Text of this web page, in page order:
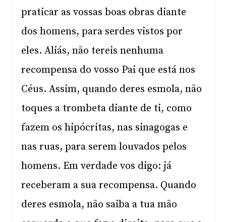
praticar as vossas boas obras diante
dos homens, para serdes vistos por
eles. Aliás, não tereis nenhuma
recompensa do vosso Pai que está nos
Céus. Assim, quando deres esmola, não
toques a trombeta diante de ti, como
fazem os hipócritas, nas sinagogas e
nas ruas, para serem louvados pelos
homens. Em verdade vos digo: já
receberam a sua recompensa. Quando
deres esmola, não saiba a tua mão